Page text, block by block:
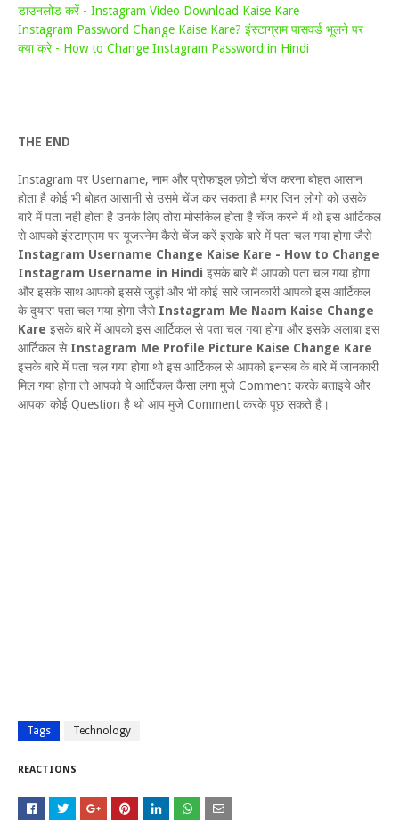
डाउनलोड करें - Instagram Video Download Kaise Kare
Instagram Password Change Kaise Kare? इंस्टाग्राम पासवर्ड भूलने पर
क्या करे - How to Change Instagram Password in Hindi
THE END
Instagram पर Username, नाम और प्रोफाइल फ़ोटो चेंज करना बोहत आसान
होता है कोई भी बोहत आसानी से उसमे चेंज कर सकता है मगर जिन लोगो को उसके
बारे में पता नही होता है उनके लिए तोरा मोसकिल होता है चेंज करने में थो इस आर्टिकल
से आपको इंस्टाग्राम पर यूजरनेम कैसे चेंज करें इसके बारे में पता चल गया होगा जैसे
Instagram Username Change Kaise Kare - How to Change
Instagram Username in Hindi इसके बारे में आपको पता चल गया होगा
और इसके साथ आपको इससे जुड़ी और भी कोई सारे जानकारी आपको इस आर्टिकल
के दुयारा पता चल गया होगा जैसे Instagram Me Naam Kaise Change
Kare इसके बारे में आपको इस आर्टिकल से पता चल गया होगा और इसके अलाबा इस
आर्टिकल से Instagram Me Profile Picture Kaise Change Kare
इसके बारे में पता चल गया होगा थो इस आर्टिकल से आपको इनसब के बारे में जानकारी
मिल गया होगा तो आपको ये आर्टिकल कैसा लगा मुजे Comment करके बताइये और
आपका कोई Question है थो आप मुजे Comment करके पूछ सकते है।
Tags Technology
REACTIONS